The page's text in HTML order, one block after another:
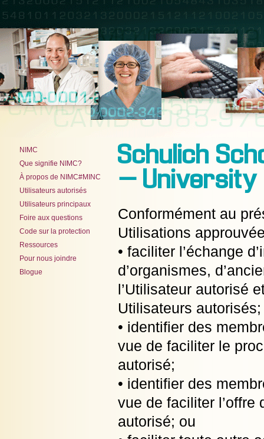
NIMC
Que signifie NIMC?
À propos de NIMC#MINC
Utilisateurs autorisés
Utilisateurs principaux
Foire aux questions
Code sur la protection
Ressources
Pour nous joindre
Blogue
Schulich
– University
Conformément au
Utilisations
• faciliter l’échange
d’organismes,
l’Utilisateur autorisé
Utilisateurs autorisés;
• identifier des
vue de faciliter le
autorisé;
• identifier des
vue de faciliter l’offre
autorisé; ou